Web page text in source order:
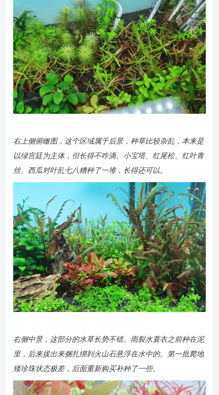
右上侧俯瞰图，这个区域属于后景，种草比较杂乱，本来是
以绿宫廷为主体，但长得不咋滴。小宝塔、红尾松、红叶青
丝、西瓜对叶乱七八糟种了一堆，长得还可以。
右侧中景，这部分的水草长势不错。雨裂水蓑衣之前种在泥
里，后来拔出来捆扎绑到火山石悬浮在水中的。第一批爬地
矮珍珠状态极差，后面重新购买补种了一些。